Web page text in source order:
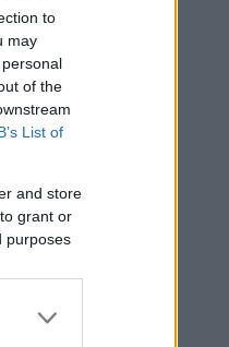
to
may
of the
List of
and store
grant or
purposes